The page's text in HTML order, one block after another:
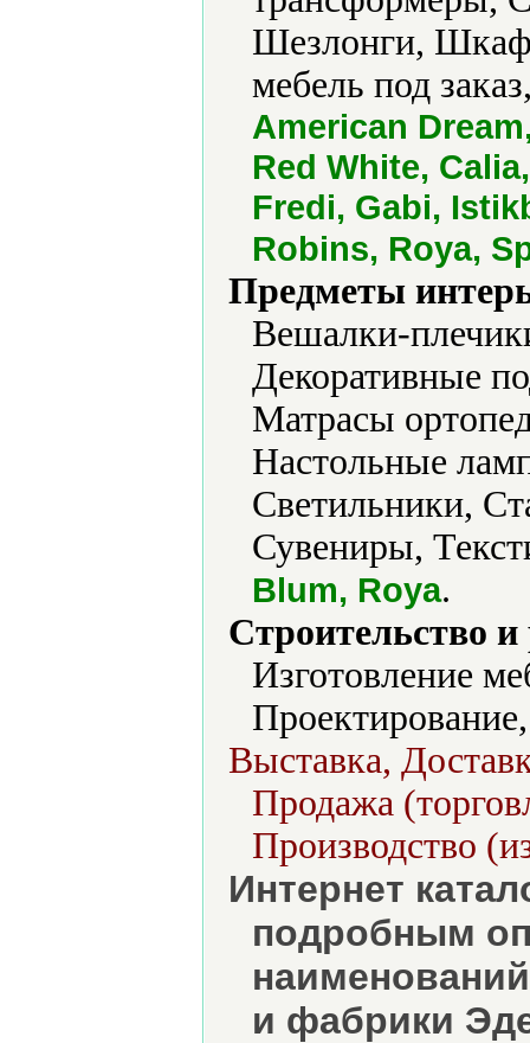
Шезлонги,
мебель под
American
Red White,
Fredi, Gabi,
Robins, Roya,
Предметы
Вешалки-
Декоративные
Матрасы
Настольные
Светильники,
Сувениры,
Blum, Roya.
Строительство
Изготовление
Выставка,
Продажа
Производство
Интернет
подробным
и фабрики